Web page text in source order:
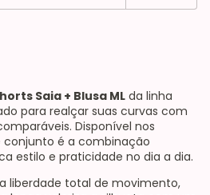
Saia + Blusa MLda linha
para realçar suas curvas com
Disponível nos
conjunto é a combinação
estilo e praticidade no dia a dia.
liberdade total de movimento,